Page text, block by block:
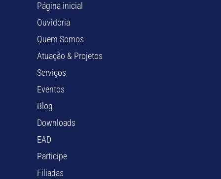
Página inicial
Ouvidoria
Quem Somos
Atuação & Projetos
Serviços
Eventos
Blog
Downloads
EAD
Participe
Filiadas